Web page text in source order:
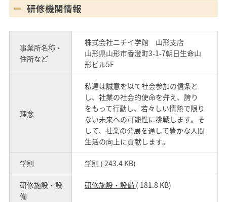
研修機関情報
事業所名称・
住所など
株式会社ニチイ学館 山形支店
山形県山形市香澄町3-1-7朝日生命山
形ビル5F
理念
私達は誠意を以て社会参加の信条と
し、社業の社会的使命を弁え、誇り
をもって行動し、若々しい情熱で限り
ない未来への可能性に挑戦します。そ
して、社業の発展を通して豊かな人間
生活の向上に貢献します。
学則 学則 ( 243.4 KB)
研修施設・設
備
研修施設・設備 ( 181.8 KB)